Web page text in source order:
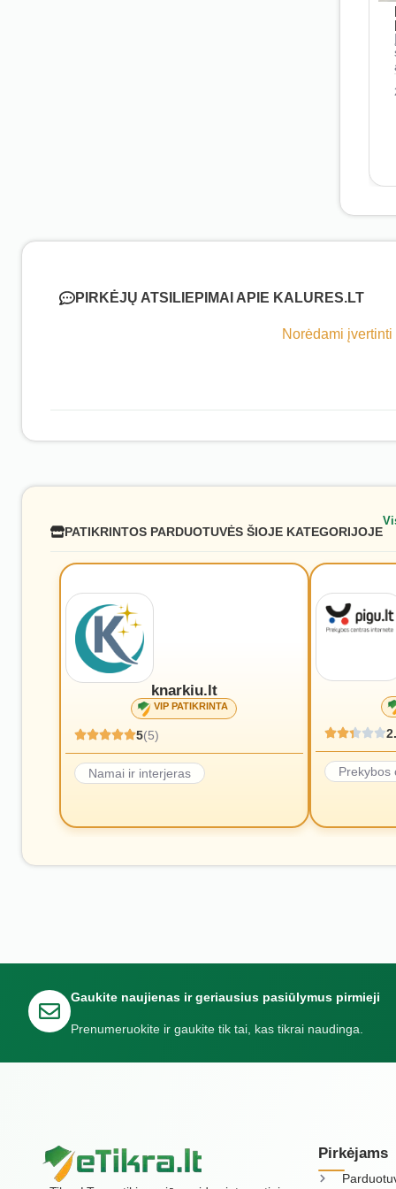
PIRKĖJŲ ATSILIEPIMAI APIE KALURES.LT
Norėdami
PATIKRINTOS PARDUOTUVĖS ŠIOJE KATEGORIJOJE
knarkiu.lt
VIP PATIKRINTA
5(5)
Namai ir interjeras Prekybos
Gaukite naujienas ir geriausius pasiūlymus pirmieji
Prenumeruokite ir gaukite tik tai, kas tikrai naudinga.
Pirkėjams